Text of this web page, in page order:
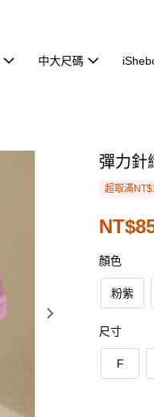
中大尺碼
彈力針
超取滿
顏色
粉紫
尺寸
F